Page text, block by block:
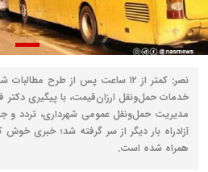
نصر: کمتر از ۱۲ ساعت پس از طرح
خدمات حمل‌ونقل ارزان‌قیمت، با پیگیری دکتر
مدیریت حمل‌ونقل عمومی شهرداری، تردد و
آزادراه بار دیگر از سر گرفته شد؛ خبری
همراه شده است.